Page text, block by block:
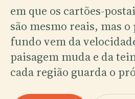
em que os cartões-
são mesmo reais, mas
fundo vem da
paisagem muda e da
cada região guarda o